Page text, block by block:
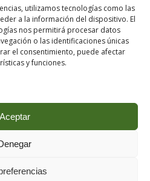
utilizamos tecnologías como las
a la información del dispositivo. El
nos permitirá procesar datos
o las identificaciones únicas
el consentimiento, puede afectar
y funciones.
Aceptar
no en meras sospechas.
por ello no han de ser veraces,
si hay posibilidad de expresar
dañinos para el Honor del
e-mail comentarios @ puntocritico
de contacto.
del servidor a la hora de
enviárnoslo a comentarios @
el título del artículo que desea
el que desea hacer la